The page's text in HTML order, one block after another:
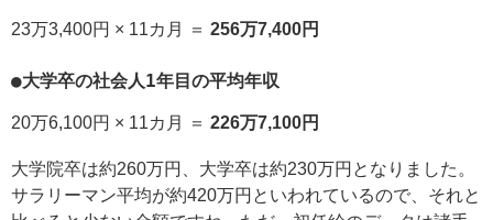
23万3,400円 × 11カ月 ＝ 256万7,400円
●大学卒の社会人1年目の平均年収
20万6,100円 × 11カ月 ＝ 226万7,100円
大学院卒は約260万円、大学卒は約230万円となりました。
サラリーマン平均が約420万円といわれているので、それと